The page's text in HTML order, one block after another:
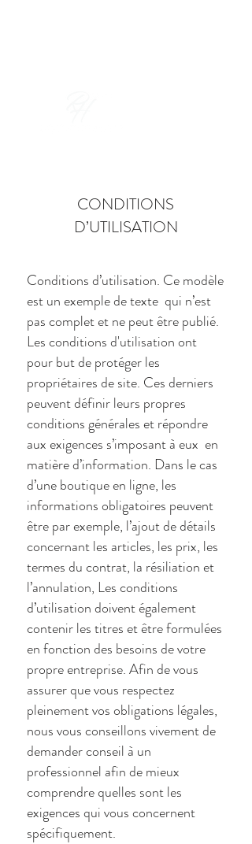
CONDITIONS
D’UTILISATION
Conditions d’utilisation. Ce modèle
est un exemple de texte qui n’est
pas complet et ne peut être publié.
Les conditions d'utilisation ont
pour but de protéger les
propriétaires de site. Ces derniers
peuvent définir leurs propres
conditions générales et répondre
aux exigences s’imposant à eux en
matière d’information. Dans le cas
d’une boutique en ligne, les
informations obligatoires peuvent
être par exemple, l’ajout de détails
concernant les articles, les prix, les
termes du contrat, la résiliation et
l’annulation, Les conditions
d’utilisation doivent également
contenir les titres et être formulées
en fonction des besoins de votre
propre entreprise. Afin de vous
assurer que vous respectez
pleinement vos obligations légales,
nous vous conseillons vivement de
demander conseil à un
professionnel afin de mieux
comprendre quelles sont les
exigences qui vous concernent
spécifiquement.